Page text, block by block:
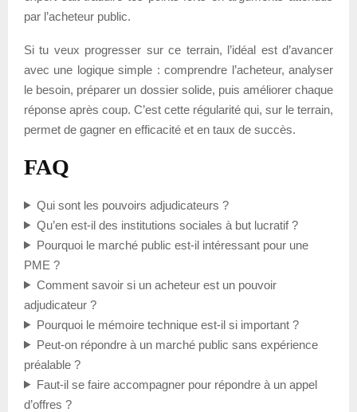
par l’acheteur public.
Si tu veux progresser sur ce terrain, l’idéal est d’avancer
avec une logique simple : comprendre l’acheteur, analyser
le besoin, préparer un dossier solide, puis améliorer chaque
réponse après coup. C’est cette régularité qui, sur le terrain,
permet de gagner en efficacité et en taux de succès.
FAQ
Qui sont les pouvoirs adjudicateurs ?
Qu’en est-il des institutions sociales à but lucratif ?
Pourquoi le marché public est-il intéressant pour une
PME ?
Comment savoir si un acheteur est un pouvoir
adjudicateur ?
Pourquoi le mémoire technique est-il si important ?
Peut-on répondre à un marché public sans expérience
préalable ?
Faut-il se faire accompagner pour répondre à un appel
d’offres ?